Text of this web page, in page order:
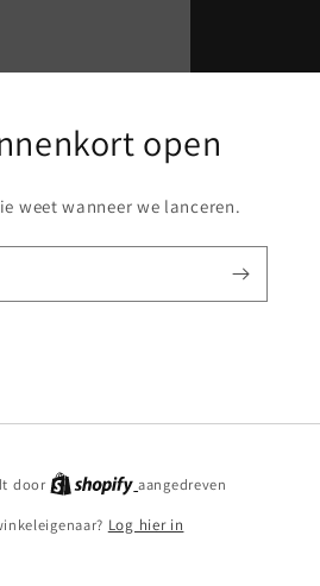
open
weet wanneer we lanceren.
door
aangedreven
Log hier in